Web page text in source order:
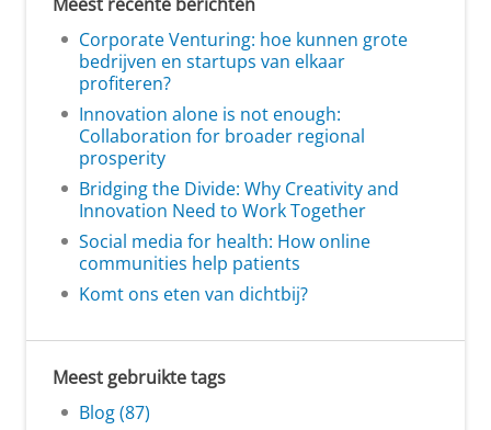
Corporate Venturing: hoe kunnen grote
bedrijven en startups van elkaar
profiteren?
Innovation alone is not enough:
Collaboration for broader regional
prosperity
Bridging the Divide: Why Creativity and
Innovation Need to Work Together
Social media for health: How online
communities help patients
Komt ons eten van dichtbij?
Meest gebruikte tags
Blog (87)